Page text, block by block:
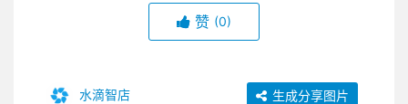
赞 (0)
水滴智店 生成分享图片